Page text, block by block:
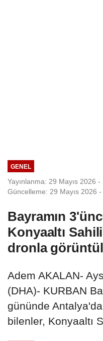
GENEL
Yayınlanma: 29 Mayıs 2026 -
Güncelleme: 29 Mayıs 2026
Bayramın
Konyaaltı
dronla
Adem AKALAN-
(DHA)- KURBAN
gününde Antalya'da
bilenler, Konyaaltı